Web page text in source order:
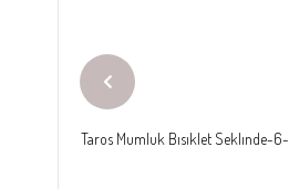
Taros Mumluk Bısıklet Seklınde-6-